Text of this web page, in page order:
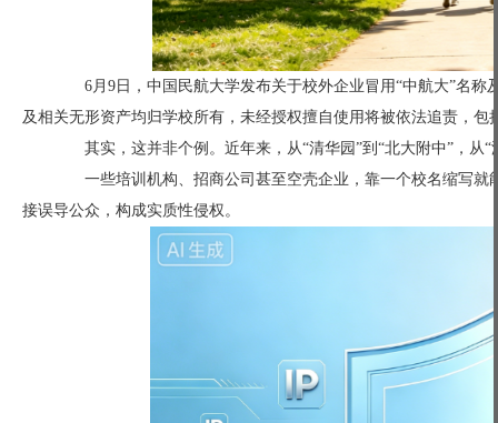
6月9日，中国民航大学发布关于校外企业冒用“中航大”名称
及相关无形资产均归学校所有，未经授权擅自使用将被依法追责，包
其实，这并非个例。近年来，从“清华园”到“北大附中”，从“
一些培训机构、招商公司甚至空壳企业，靠一个校名缩写就
接误导公众，构成实质性侵权。